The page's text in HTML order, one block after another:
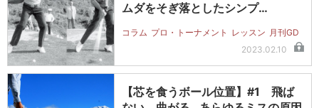
ムダをそぎ落としたシンプ…
コラム プロ・トーナメント レッスン 月刊GD
2023.02.10
【芯を食うボール位置】#1 飛ば